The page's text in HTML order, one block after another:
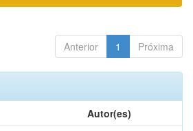
Anterior 1 Próxima
Autor(es)